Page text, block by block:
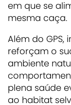
em que se
mesma caça.
Além do
reforçam o
ambiente
plena saúde
ao habitat